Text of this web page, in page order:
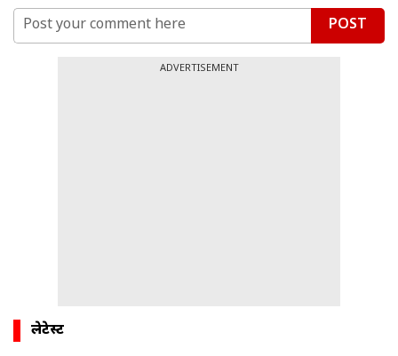
POST
ADVERTISEMENT
लेटेस्ट